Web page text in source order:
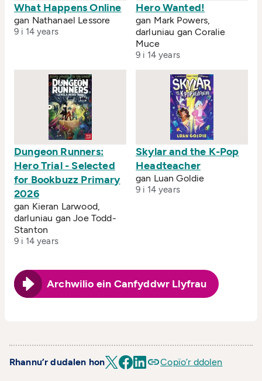
What Happens Online
gan Nathanael Lessore
9 i 14 years
Hero Wanted!
gan Mark Powers,
darluniau gan Coralie
Muce
9 i 14 years
Dungeon Runners:
Hero Trial - Selected
for Bookbuzz Primary
2026
gan Kieran Larwood,
darluniau gan Joe Todd-
Stanton
9 i 14 years
Skylar and the K-Pop
Headteacher
gan Luan Goldie
9 i 14 years
Archwilio ein Canfyddwr Llyfrau
Rhannu’r dudalen hon Copïo’r ddolen